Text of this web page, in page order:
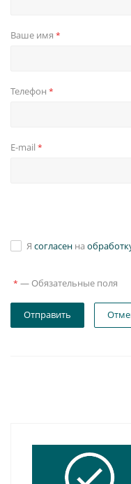
Ваше имя *
Телефон *
E-mail *
Я согласен на
* — Обязательные поля
Отправить